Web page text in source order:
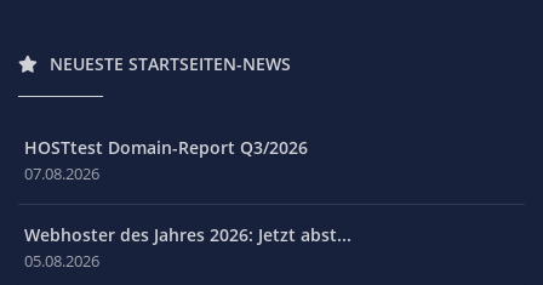
NEUESTE STARTSEITEN-NEWS
HOSTtest Domain-Report Q3/2026
07.08.2026
Webhoster des Jahres 2026: Jetzt abst...
05.08.2026